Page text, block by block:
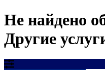
Не найдено
Другие